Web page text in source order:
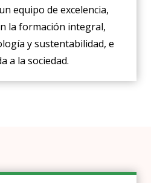
equipo de excelencia,
la formación integral,
y sustentabilidad, e
a la sociedad.